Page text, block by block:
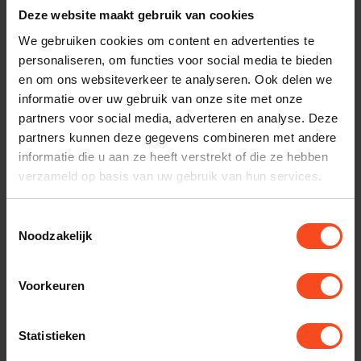
Deze website maakt gebruik van cookies
We gebruiken cookies om content en advertenties te
personaliseren, om functies voor social media te bieden
en om ons websiteverkeer te analyseren. Ook delen we
informatie over uw gebruik van onze site met onze
partners voor social media, adverteren en analyse. Deze
partners kunnen deze gegevens combineren met andere
informatie die u aan ze heeft verstrekt of die ze hebben
verzameld op basis van uw gebruik van hun services.
Noodzakelijk
Voorkeuren
Statistieken
nodig bij je bestelling? Neem contact op met onze
klantenservice.
Interesse in product
Maak een luisterafspraak
Productomschrijving
Reviews